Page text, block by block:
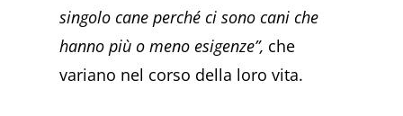
singolo cane perché ci sono cani che
hanno più o meno esigenze”, che
variano nel corso della loro vita.